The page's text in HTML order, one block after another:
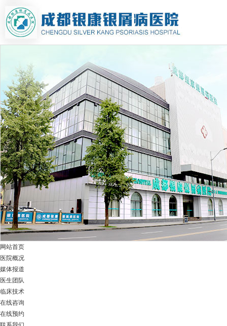
网站首页
医院概况
媒体报道
医生团队
临床技术
在线咨询
在线预约